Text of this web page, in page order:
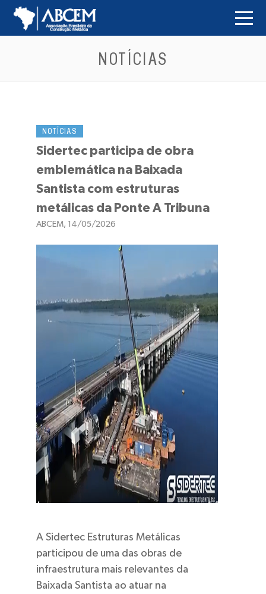
NOTÍCIAS
NOTÍCIAS
Sidertec participa de obra
emblemática na Baixada
Santista com estruturas
metálicas da Ponte A Tribuna
ABCEM, 14/05/2026
A Sidertec Estruturas Metálicas
participou de uma das obras de
infraestrutura mais relevantes da
Baixada Santista ao atuar na